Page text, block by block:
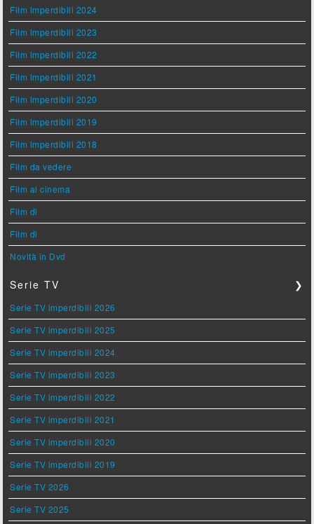
Film imperdibili 2024
Film imperdibili 2023
Film imperdibili 2022
Film imperdibili 2021
Film imperdibili 2020
Film imperdibili 2019
Film imperdibili 2018
Film da vedere
Film al cinema
Film di
Film di
Novità in Dvd
Serie TV ❯
Serie TV imperdibili 2026
Serie TV imperdibili 2025
Serie TV imperdibili 2024
Serie TV imperdibili 2023
Serie TV imperdibili 2022
Serie TV imperdibili 2021
Serie TV imperdibili 2020
Serie TV imperdibili 2019
Serie TV 2026
Serie TV 2025